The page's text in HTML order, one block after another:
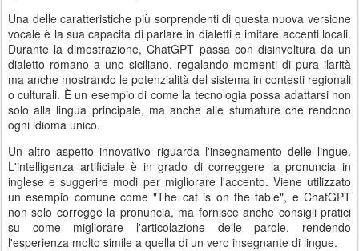
Una delle caratteristiche più sorprendenti di questa nuova versione
vocale è la sua capacità di parlare in dialetti e imitare accenti locali.
Durante la dimostrazione, ChatGPT passa con disinvoltura da un
dialetto romano a uno siciliano, regalando momenti di pura ilarità
ma anche mostrando le potenzialità del sistema in contesti regionali
o culturali. È un esempio di come la tecnologia possa adattarsi non
solo alla lingua principale, ma anche alle sfumature che rendono
ogni idioma unico.
Un altro aspetto innovativo riguarda l'insegnamento delle lingue.
L'intelligenza artificiale è in grado di correggere la pronuncia in
inglese e suggerire modi per migliorare l'accento. Viene utilizzato
un esempio comune come "The cat is on the table", e ChatGPT
non solo corregge la pronuncia, ma fornisce anche consigli pratici
su come migliorare l'articolazione delle parole, rendendo
l'esperienza molto simile a quella di un vero insegnante di lingue.